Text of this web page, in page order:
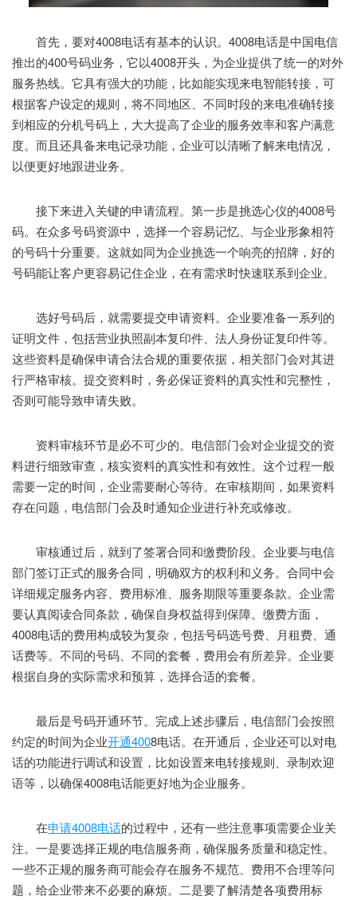
首先，要对4008电话有基本的认识。4008电话是中国电信
推出的400号码业务，它以4008开头，为企业提供了统一的对外
服务热线。它具有强大的功能，比如能实现来电智能转接，可
根据客户设定的规则，将不同地区、不同时段的来电准确转接
到相应的分机号码上，大大提高了企业的服务效率和客户满意
度。而且还具备来电记录功能，企业可以清晰了解来电情况，
以便更好地跟进业务。
接下来进入关键的申请流程。第一步是挑选心仪的4008号
码。在众多号码资源中，选择一个容易记忆、与企业形象相符
的号码十分重要。这就如同为企业挑选一个响亮的招牌，好的
号码能让客户更容易记住企业，在有需求时快速联系到企业。
选好号码后，就需要提交申请资料。企业要准备一系列的
证明文件，包括营业执照副本复印件、法人身份证复印件等。
这些资料是确保申请合法合规的重要依据，相关部门会对其进
行严格审核。提交资料时，务必保证资料的真实性和完整性，
否则可能导致申请失败。
资料审核环节是必不可少的。电信部门会对企业提交的资
料进行细致审查，核实资料的真实性和有效性。这个过程一般
需要一定的时间，企业需要耐心等待。在审核期间，如果资料
存在问题，电信部门会及时通知企业进行补充或修改。
审核通过后，就到了签署合同和缴费阶段。企业要与电信
部门签订正式的服务合同，明确双方的权利和义务。合同中会
详细规定服务内容、费用标准、服务期限等重要条款。企业需
要认真阅读合同条款，确保自身权益得到保障。缴费方面，
4008电话的费用构成较为复杂，包括号码选号费、月租费、通
话费等。不同的号码、不同的套餐，费用会有所差异。企业要
根据自身的实际需求和预算，选择合适的套餐。
最后是号码开通环节。完成上述步骤后，电信部门会按照
约定的时间为企业开通4008电话。在开通后，企业还可以对电
话的功能进行调试和设置，比如设置来电转接规则、录制欢迎
语等，以确保4008电话能更好地为企业服务。
在申请4008电话的过程中，还有一些注意事项需要企业关
注。一是要选择正规的电信服务商，确保服务质量和稳定性。
一些不正规的服务商可能会存在服务不规范、费用不合理等问
题，给企业带来不必要的麻烦。二是要了解清楚各项费用标